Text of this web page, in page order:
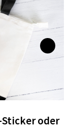
Sticker oder